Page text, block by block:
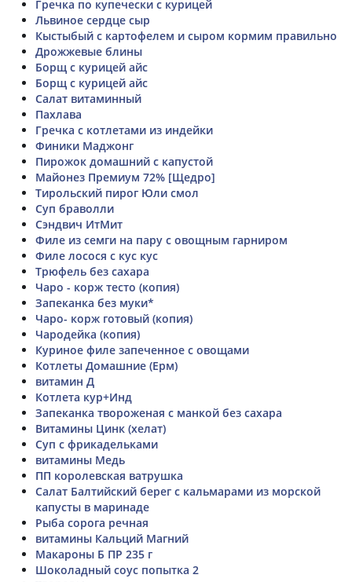
Гречка по купечески с курицей
Львиное сердце сыр
Кыстыбый с картофелем и сыром кормим правильно
Дрожжевые блины
Борщ с курицей айс
Борщ с курицей айс
Салат витаминный
Пахлава
Гречка с котлетами из индейки
Финики Маджонг
Пирожок домашний с капустой
Майонез Премиум 72% [Щедро]
Тирольский пирог Юли смол
Суп браволли
Сэндвич ИтМит
Филе из семги на пару с овощным гарниром
Филе лосося с кус кус
Трюфель без сахара
Чаро - корж тесто (копия)
Запеканка без муки*
Чаро- корж готовый (копия)
Чародейка (копия)
Куриное филе запеченное с овощами
Котлеты Домашние (Ерм)
витамин Д
Котлета кур+Инд
Запеканка твороженая с манкой без сахара
Витамины Цинк (хелат)
Суп с фрикадельками
витамины Медь
ПП королевская ватрушка
Салат Балтийский берег с кальмарами из морской
капусты в маринаде
Рыба сорога речная
витамины Кальций Магний
Макароны Б ПР 235 г
Шоколадный соус попытка 2